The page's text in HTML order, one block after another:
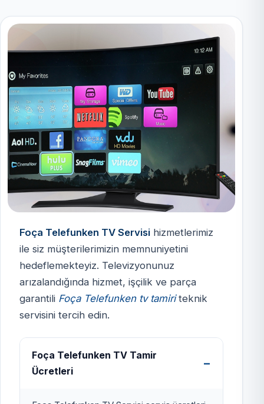
FOÇA TELEFUNKEN TV
SERVİSİ
izmirtelevizyon.com.tr
Foça Telefunken TV Servisi hizmetlerimiz
ile siz müşterilerimizin memnuniyetini
hedeflemekteyiz. Televizyonunuz
arızalandığında hizmet, işçilik ve parça
garantili Foça Telefunken tv tamiriteknik
servisini tercih edin.
Foça Telefunken TV Tamir
Ücretleri